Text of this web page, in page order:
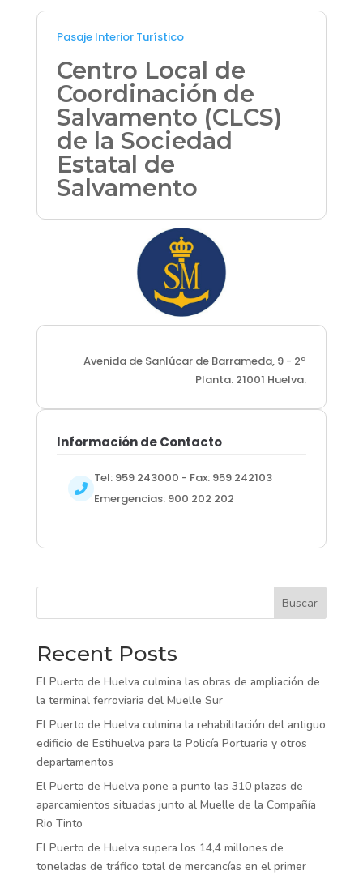
Pasaje Interior Turístico
Centro Local de
Coordinación de
Salvamento (CLCS)
de la Sociedad
Estatal de
Salvamento
Avenida de Sanlúcar de Barrameda, 9 - 2ª
Planta. 21001 Huelva.
Información de Contacto
Tel: 959 243000 - Fax: 959 242103
Emergencias: 900 202 202
Buscar
Recent Posts
El Puerto de Huelva culmina las obras de ampliación de
la terminal ferroviaria del Muelle Sur
El Puerto de Huelva culmina la rehabilitación del antiguo
edificio de Estihuelva para la Policía Portuaria y otros
departamentos
El Puerto de Huelva pone a punto las 310 plazas de
aparcamientos situadas junto al Muelle de la Compañía
Rio Tinto
El Puerto de Huelva supera los 14,4 millones de
toneladas de tráfico total de mercancías en el primer